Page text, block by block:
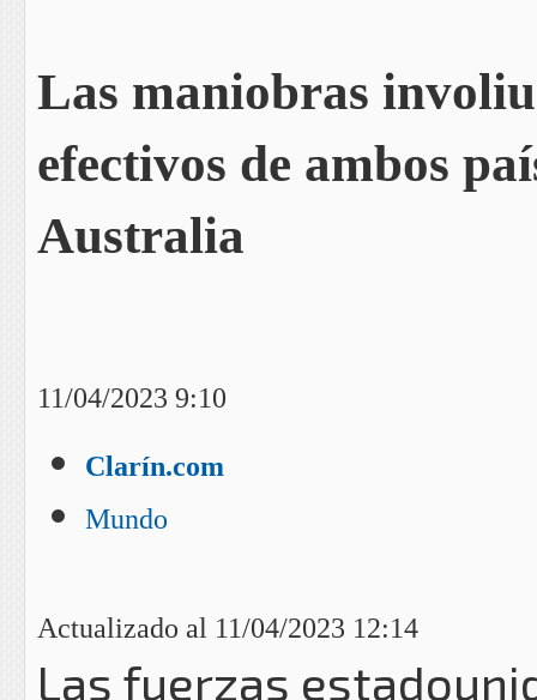
Las maniobras
efectivos de ambos
Australia
11/04/2023 9:10
Clarín.com
Mundo
Actualizado al 11/04/2023 12:14
Las fuerzas